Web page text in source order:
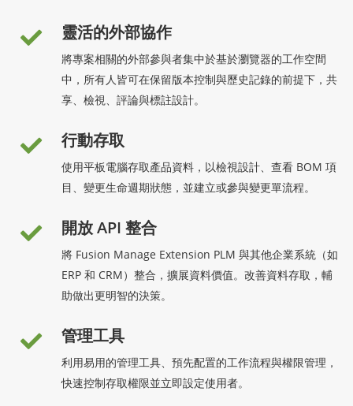
靈活的外部協作
將專案相關的外部參與者集中於基於瀏覽器的工作空間
中，所有人皆可在保留版本控制與歷史記錄的前提下，共
享、檢視、評論與標註設計。
行動存取
使用平板電腦存取產品資料，以檢視設計、查看 BOM 項
目、變更生命週期狀態，並建立或參與變更單流程。
開放 API 整合
將 Fusion Manage Extension PLM 與其他企業系統（如
ERP 和 CRM）整合，擴展資料價值。改善資料存取，輔
助做出更明智的決策。
管理工具
利用易用的管理工具、預先配置的工作流程與權限管理，
快速控制存取權限並立即設定使用者。